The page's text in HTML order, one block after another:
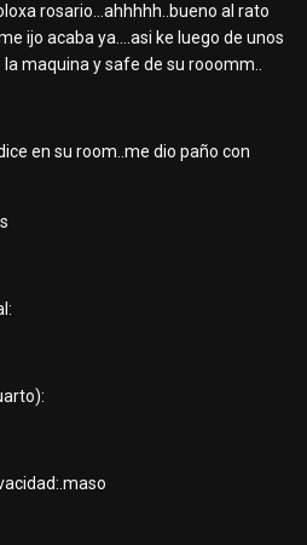
rosario...ahhhhh..bueno al rato
ijo acaba ya....asi ke luego de unos
maquina y safe de su rooomm..
en su room..me dio paño con